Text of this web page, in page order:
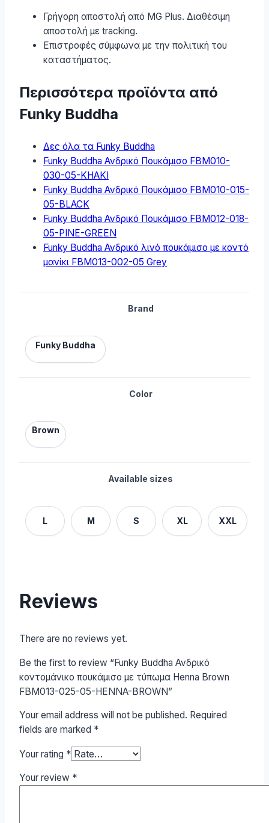
Γρήγορη αποστολή από MG Plus. Διαθέσιμη
αποστολή με tracking.
Επιστροφές σύμφωνα με την πολιτική του
καταστήματος.
Περισσότερα προϊόντα από
Funky Buddha
Δες όλα τα Funky Buddha
Funky Buddha Ανδρικό Πουκάμισο FBM010-
030-05-KHAKI
Funky Buddha Ανδρικό Πουκάμισο FBM010-015-
05-BLACK
Funky Buddha Ανδρικό Πουκάμισο FBM012-018-
05-PINE-GREEN
Funky Buddha Ανδρικό λινό πουκάμισο με κοντό
μανίκι FBM013-002-05 Grey
Brand
Funky Buddha
Color
Brown
Available sizes
L M S XL XXL
Reviews
There are no reviews yet.
Be the first to review “Funky Buddha Ανδρικό
κοντομάνικο πουκάμισο με τύπωμα Henna Brown
FBM013-025-05-HENNA-BROWN”
Your email address will not be published. Required
fields are marked *
Your rating *
Your review *